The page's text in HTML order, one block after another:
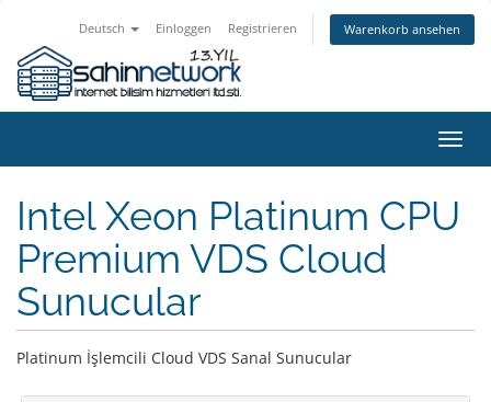
Deutsch Einloggen Registrieren Warenkorb ansehen
ein-/
Intel Xeon Platinum CPU
Premium VDS Cloud
Sunucular
Platinum İşlemcili Cloud VDS Sanal Sunucular